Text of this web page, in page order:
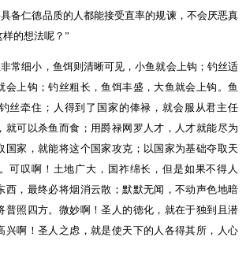
备仁德品质的人都能接受直率的规谏，不会厌恶真
的想法呢？ ”
常细小，鱼饵则清晰可见，小鱼就会上钩；钓丝适
会上钩；钓丝粗长，鱼饵丰盛，大鱼就会上钩。鱼
丝牵住；人得到了国家的俸禄，就会服从君主任
就可以杀鱼而食；用爵禄网罗人才，人才就能尽为
国家，就能将这个国家攻克；以国家为基础夺取天
可叹啊！土地广大，国祚绵长，但是如果不得人
西，最终必将烟消云散；默默无闻，不动声色地暗
普照四方。微妙啊！圣人的德化，就在于独到且潜
兴啊！圣人之虑，就是使天下的人各得其所，人心